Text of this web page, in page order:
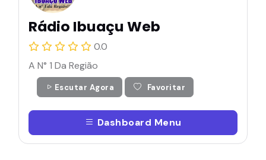
Rádio Ibuaçu Web
0.0
A N° 1 Da Região
Escutar Agora Favoritar
Dashboard Menu